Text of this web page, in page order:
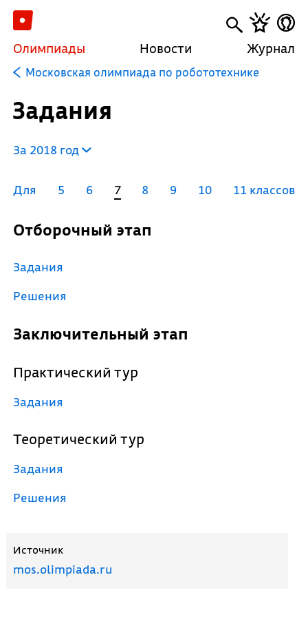
Олимпиады Новости Журнал
Московская олимпиада по робототехнике
Задания
За 2018 год
Для 5 6 7 8 9 10 11 классов
Отборочный этап
Задания
Решения
Заключительный этап
Практический тур
Задания
Теоретический тур
Задания
Решения
Источник
mos.olimpiada.ru